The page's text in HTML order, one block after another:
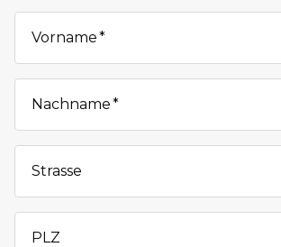
Vorname
Nachname
Strasse
PLZ